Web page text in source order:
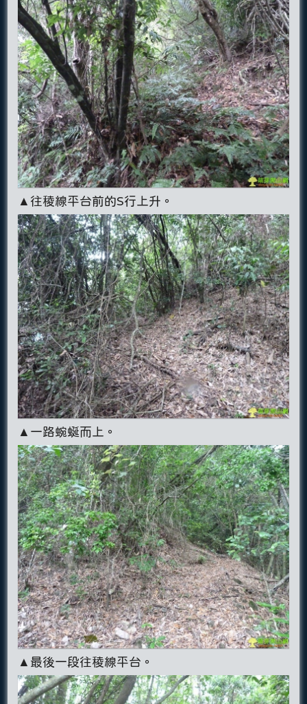
▲往稜線平台前的S行上升。
▲一路蜿蜒而上。
▲最後一段往稜線平台。